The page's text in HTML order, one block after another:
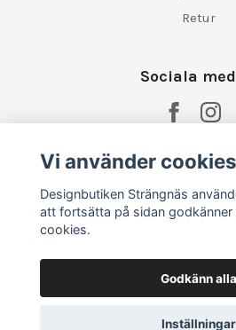
Retur
Sociala
Vi använder cookies
Designbutiken Strängnäs
att fortsätta på sidan godkänner
cookies.
Godkänn alla
Inställningar